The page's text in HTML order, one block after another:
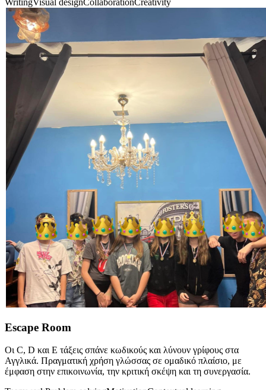
Escape Room
Οι C, D και E τάξεις σπάνε κωδικούς και λύνουν γρίφους στα
Αγγλικά. Πραγματική χρήση γλώσσας σε ομαδικό πλαίσιο, με
έμφαση στην επικοινωνία, την κριτική σκέψη και τη συνεργασία.